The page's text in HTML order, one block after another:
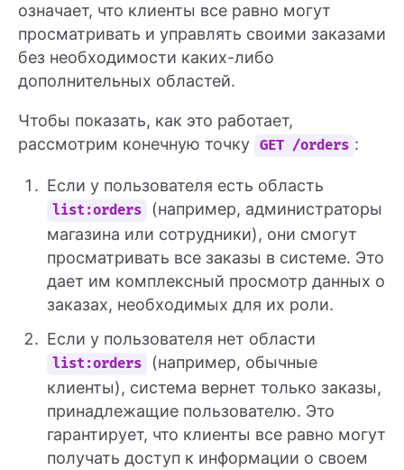
означает, что клиенты все равно могут
просматривать и управлять своими заказами
без необходимости каких-либо
дополнительных областей.
Чтобы показать, как это работает,
рассмотрим конечную точку GET /orders :
Если у пользователя есть область
list:orders
(например, администраторы
магазина или сотрудники), они смогут
просматривать все заказы в системе. Это
дает им комплексный просмотр данных о
заказах, необходимых для их роли.
Если у пользователя нет области
list:orders
(например, обычные
клиенты), система вернет только заказы,
принадлежащие пользователю. Это
гарантирует, что клиенты все равно могут
получать доступ к информации о своем